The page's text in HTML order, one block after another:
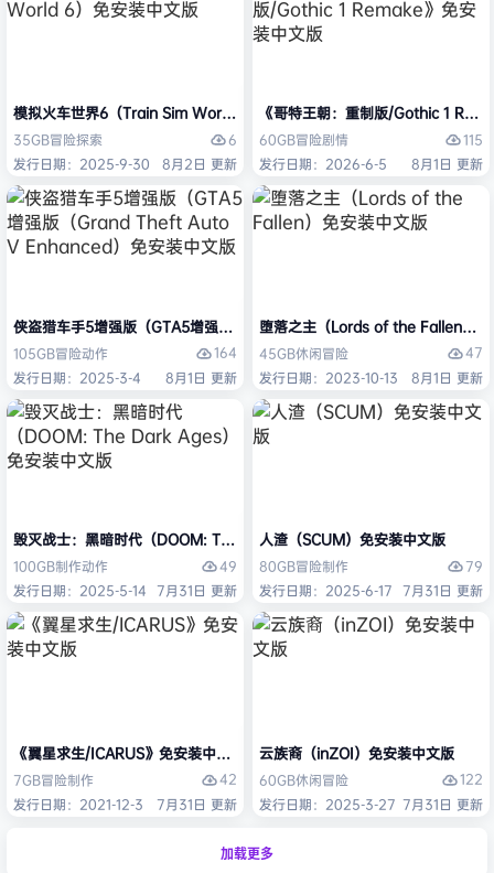
模拟火车世界6（Train Sim World 6）免安装中文版
35GB冒险探索
6
发行日期：2025-9-30
8月2日 更新
《哥特王朝：重制版/Gothic 1
60GB冒险剧情
115
发行日期：2026-6-5
8月1日 更新
侠盗猎车手5增强版（GTA5增强版（Grand Theft Auto V Enhanced）免
105GB冒险动作
164
发行日期：2025-3-4
8月1日 更新
堕落之主（Lords of the Fallen）免
45GB休闲冒险
47
发行日期：2023-10-13
8月1日 更新
毁灭战士：黑暗时代（DOOM: The Dark Ages）免安装中文版
100GB制作动作
49
发行日期：2025-5-14 7月31日 更新
人渣（SCUM）免安装中文版
80GB冒险制作
79
发行日期：2025-6-17 7月31日 更新
《翼星求生/ICARUS》免安装中文版
7GB冒险制作
42
发行日期：2021-12-3
7月31日 更新
云族裔（inZOI）免安装中文版
60GB休闲冒险
122
发行日期：2025-3-27 7月31日 更新
加载更多